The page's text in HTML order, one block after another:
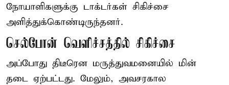
நோயாளிகளுக்கு டாக்டர்கள் சிகிச்சை
அளித்துக்கொண்டிருந்தனர்.
செல்போன் வெளிச்சத்தில் சிகிச்சை
அப்போது திடீரென மருத்துவமனையில் மின்
தடை ஏற்பட்டது. மேலும், அவசரகால